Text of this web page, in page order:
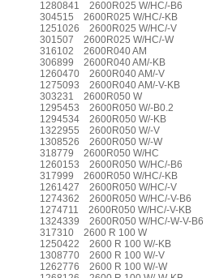
1280841 2600R025 W/HC/-B6
304515 2600R025 W/HC/-KB
1251026 2600R025 W/HC/-V
301507 2600R025 W/HC/-W
316102 2600R040 AM
306899 2600R040 AM/-KB
1260470 2600R040 AM/-V
1275093 2600R040 AM/-V-KB
303231 2600R050 W
1295453 2600R050 W/-B0.2
1294534 2600R050 W/-KB
1322955 2600R050 W/-V
1308526 2600R050 W/-W
318779 2600R050 W/HC
1260153 2600R050 W/HC/-B6
317999 2600R050 W/HC/-KB
1261427 2600R050 W/HC/-V
1274362 2600R050 W/HC/-V-B6
1274711 2600R050 W/HC/-V-KB
1324339 2600R050 W/HC/-W-V-
317310 2600 R 100 W
1250422 2600 R 100 W/-KB
1308770 2600 R 100 W/-V
1262776 2600 R 100 W/-W